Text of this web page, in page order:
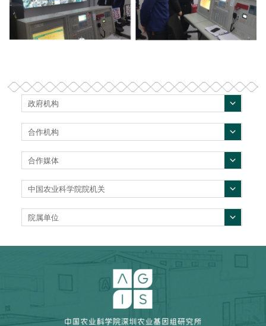
政府机构
合作机构
合作媒体
中国农业科学院院机关
院属单位